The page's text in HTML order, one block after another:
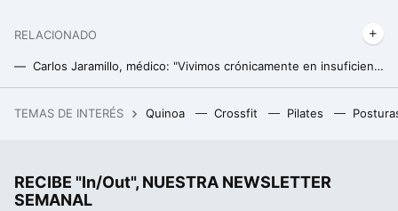
RELACIONADO
Carlos Jaramillo, médico: "Vivimos crónicamente en insuficiencia de magnesio y eso nos trae grandes consecuencias en la salud y no nos damos cuenta"
El único sitio donde se puede ser verdaderamente feliz, según el psiquiatra Robert Waldinger
TEMAS DE INTERÉS Quinoa Crossfit Pilates
RECIBE "In/Out", NUESTRA NEWSLETTER
SEMANAL